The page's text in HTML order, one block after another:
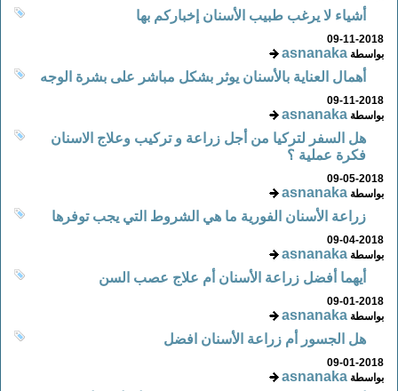
أشياء لا يرغب طبيب الأسنان إخباركم بها
09-11-2018
بواسطةasnanaka
أهمال العناية بالأسنان يوثر بشكل مباشر على بشرة الوجه
09-11-2018
بواسطةasnanaka
هل السفر لتركيا من أجل زراعة و تركيب وعلاج الاسنان
فكرة عملية ؟
09-05-2018
بواسطةasnanaka
زراعة الأسنان الفورية ما هي الشروط التي يجب توفرها
09-04-2018
بواسطةasnanaka
أيهما أفضل زراعة الأسنان أم علاج عصب السن
09-01-2018
بواسطةasnanaka
هل الجسور أم زراعة الأسنان افضل
09-01-2018
بواسطةasnanaka